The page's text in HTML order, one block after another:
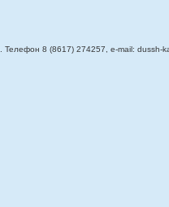
Телефон 8 (8617) 274257, e-mail: dussh-